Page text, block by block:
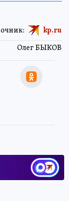
Олег БЫКОВ
kp.ru